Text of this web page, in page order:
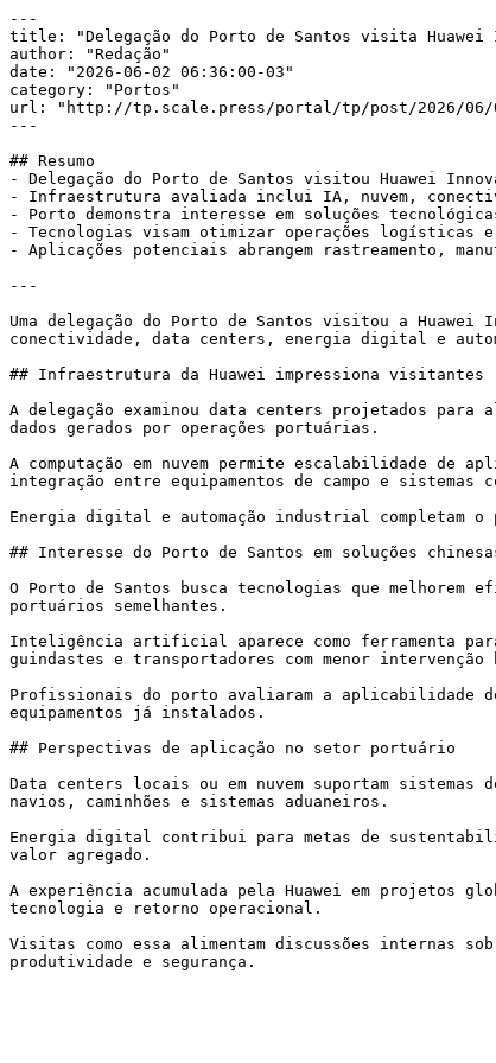
---
title: "Delegação do Porto de Santos visita Huawei
author: "Redação"
date: "2026-06-02 06:36:00-03"
category: "Portos"
url: "http://tp.scale.press/portal/tp/post/2026/06/
---
## Resumo
- Delegação do Porto de Santos visitou Huawei
- Infraestrutura avaliada inclui IA, nuvem,
- Porto demonstra interesse em soluções
- Tecnologias visam otimizar operações logísticas
- Aplicações potenciais abrangem rastreamento,
---
Uma delegação do Porto de Santos visitou a
conectividade, data centers, energia digital e
## Infraestrutura da Huawei impressiona visitantes
A delegação examinou data centers projetados para
dados gerados por operações portuárias.
A computação em nuvem permite escalabilidade de
integração entre equipamentos de campo e sistemas
Energia digital e automação industrial completam o
## Interesse do Porto de Santos em soluções
O Porto de Santos busca tecnologias que
portuários semelhantes.
Inteligência artificial aparece como ferramenta
guindastes e transportadores com menor intervenção
Profissionais do porto avaliaram a aplicabilidade
equipamentos já instalados.
## Perspectivas de aplicação no setor portuário
Data centers locais ou em nuvem suportam
navios, caminhões e sistemas aduaneiros.
Energia digital contribui para metas de
valor agregado.
A experiência acumulada pela Huawei em projetos
tecnologia e retorno operacional.
Visitas como essa alimentam discussões internas
produtividade e segurança.